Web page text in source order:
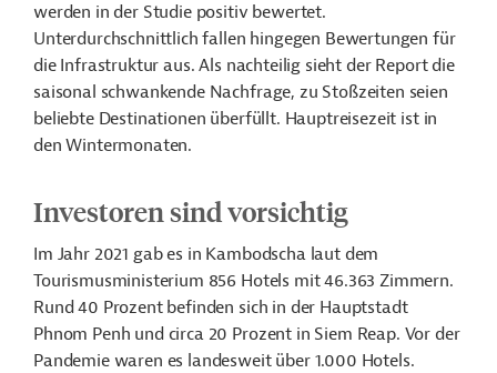
werden in der Studie positiv bewertet.
Unterdurchschnittlich fallen hingegen Bewertungen für
die Infrastruktur aus. Als nachteilig sieht der Report die
saisonal schwankende Nachfrage, zu Stoßzeiten seien
beliebte Destinationen überfüllt. Hauptreisezeit ist in
den Wintermonaten.
Investoren sind vorsichtig
Im Jahr 2021 gab es in Kambodscha laut dem
Tourismusministerium 856 Hotels mit 46.363 Zimmern.
Rund 40 Prozent befinden sich in der Hauptstadt
Phnom Penh und circa 20 Prozent in Siem Reap. Vor der
Pandemie waren es landesweit über 1.000 Hotels.